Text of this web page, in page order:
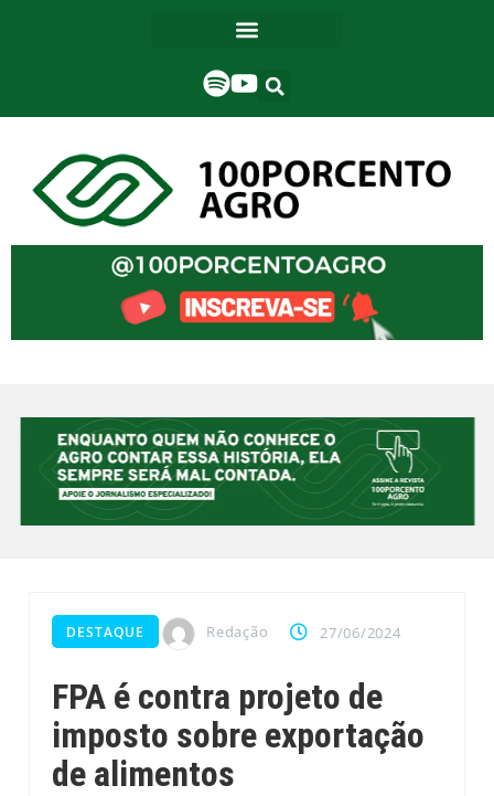
DESTAQUE Redação 27/06/2024
FPA é contra projeto de
imposto sobre exportação
de alimentos